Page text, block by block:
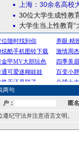
上海：30余名高校
30位大学生成性教
大学生当上性教育“
两句
：
匿
遵纪守法并注意语言文明。